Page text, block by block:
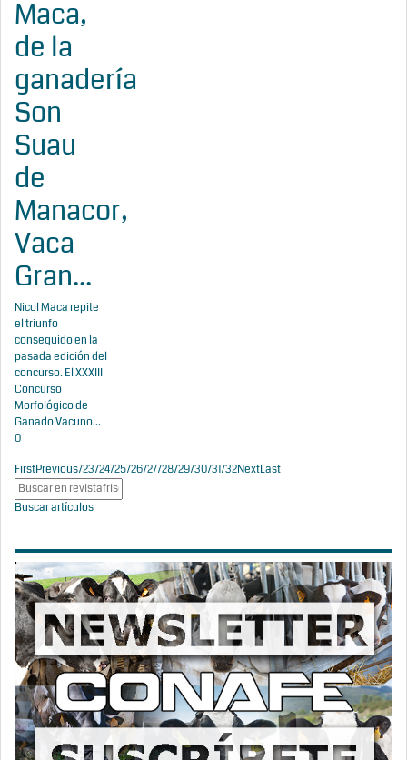
Maca,
de la
ganadería
Son
Suau
de
Manacor,
Vaca
Gran...
Nicol Maca repite
el triunfo
conseguido en la
pasada edición del
concurso. El XXXIII
Concurso
Morfológico de
Ganado Vacuno...
0
FirstPrevious723724725726727728729730731732NextLast
Buscar artículos